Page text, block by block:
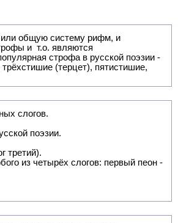
(терцет), пятистишие,
слогов.
поэзии.
третий).
из четырёх слогов: первый пеон -